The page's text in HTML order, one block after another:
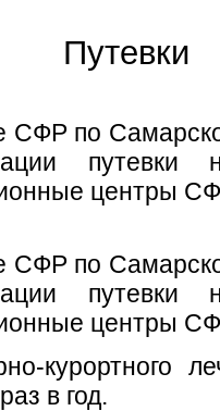
Путевки
СФР по
путевки
центры
СФР по
путевки
центры
курортного
в год.